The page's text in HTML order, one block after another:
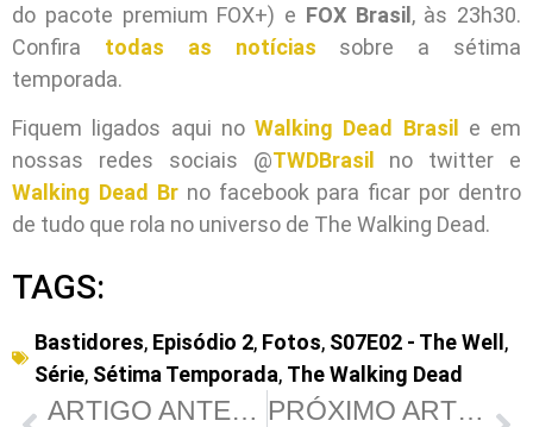
do pacote premium FOX+) e FOX Brasil, às 23h30.
Confira todas as notícias sobre a sétima
temporada.
Fiquem ligados aqui no Walking Dead Brasil
e em
nossas redes sociais @TWDBrasil
no twitter e
Walking Dead Brno facebook para ficar por dentro
de tudo que rola no universo de The Walking Dead.
TAGS:
Bastidores, Episódio 2, Fotos, S07E02 - The Well,
Série, Sétima Temporada, The Walking Dead
ARTIGO ANTERIOR PRÓXIMO ARTIGO